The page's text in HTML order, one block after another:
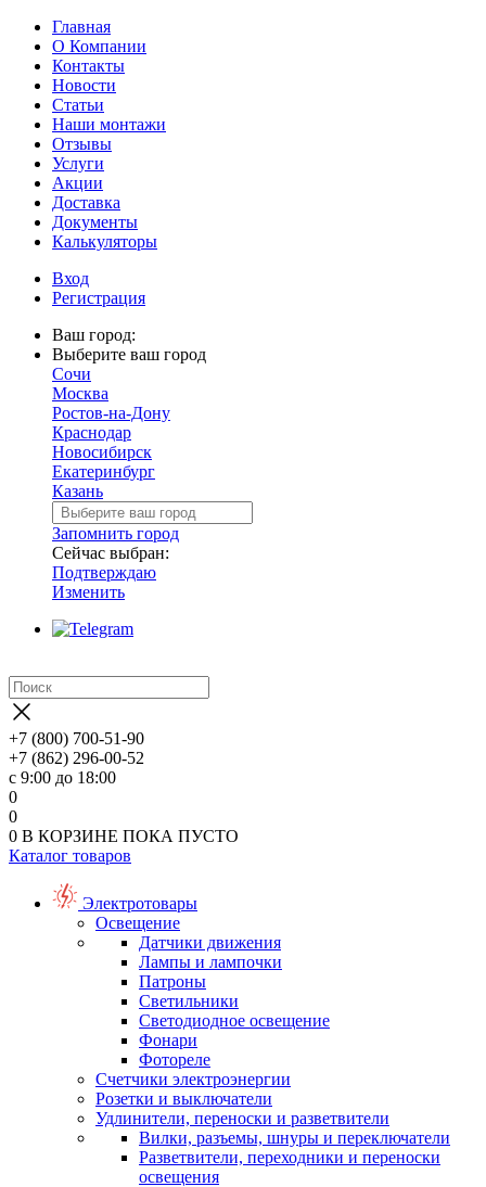
Главная
О Компании
Контакты
Новости
Статьи
Наши монтажи
Отзывы
Услуги
Акции
Доставка
Документы
Калькуляторы
Вход
Регистрация
Ваш город:
Выберите ваш город
Сочи
Москва
Ростов-на-Дону
Краснодар
Новосибирск
Екатеринбург
Казань
Запомнить город
Сейчас выбран:
Подтверждаю
Изменить
+7 (800) 700-51-90
+7 (862) 296-00-52
с 9:00 до 18:00
0
0
0 В КОРЗИНЕ ПОКА ПУСТО
Каталог товаров
Электротовары
Освещение
Датчики движения
Лампы и лампочки
Патроны
Светильники
Светодиодное освещение
Фонари
Фотореле
Счетчики электроэнергии
Розетки и выключатели
Удлинители, переноски и разветвители
Вилки, разъемы, шнуры и переключатели
Разветвители, переходники и переноски
освещения